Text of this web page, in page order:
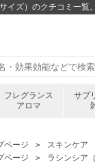
ズ）のクチコミ一覧
フレグランス
アロマ
サプ
ページ スキンケア
ページ
ラシンシア